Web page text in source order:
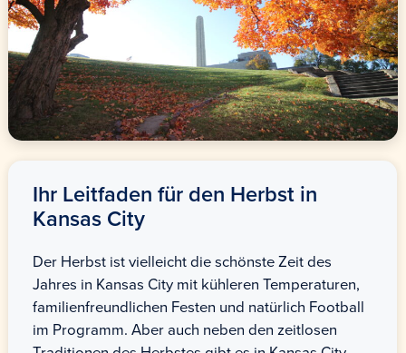
Ihr Leitfaden für den Herbst in
Kansas City
Der Herbst ist vielleicht die schönste Zeit des
Jahres in Kansas City mit kühleren Temperaturen,
familienfreundlichen Festen und natürlich Football
im Programm. Aber auch neben den zeitlosen